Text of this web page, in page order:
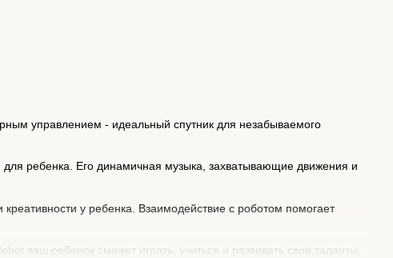
управлением - идеальный спутник для незабываемого
для ребенка. Его динамичная музыка, захватывающие движения и
у ребенка. Взаимодействие с роботом помогает
ваш ребенок сможет играть, учиться и развивать свои таланты,